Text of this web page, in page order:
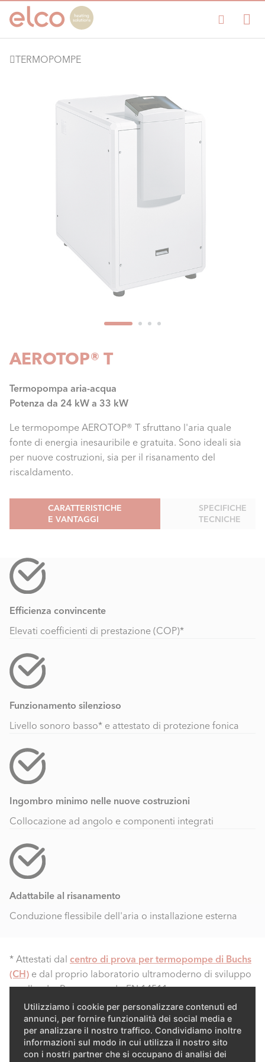
Utilizziamo i cookie per personalizzare contenuti ed
annunci, per fornire funzionalità dei social media e
per analizzare il nostro traffico. Condividiamo inoltre
informazioni sul modo in cui utilizza il nostro sito
con i nostri partner che si occupano di analisi dei
TERMOPOMPE
AEROTOP® T
Termopompa aria-acqua
Potenza da 24 kW a 33 kW
Le termopompe AEROTOP® T sfruttano l'aria quale
fonte di energia inesauribile e gratuita. Sono ideali sia
per nuove costruzioni, sia per il risanamento del
riscaldamento.
CARATTERISTICHE
E VANTAGGI
SPECIFICHE
TECNICHE
Efficienza convincente
Elevati coefficienti di prestazione (COP)*
Funzionamento silenzioso
Livello sonoro basso* e attestato di protezione fonica
Ingombro minimo nelle nuove costruzioni
Collocazione ad angolo e componenti integrati
Adattabile al risanamento
Conduzione flessibile dell'aria o installazione esterna
* Attestati dal centro di prova per termopompe di Buchs
(CH) e dal proprio laboratorio ultramoderno di sviluppo
e collaudo. Prova secondo EN 14511.
Alta qualità ed efficienza energetica